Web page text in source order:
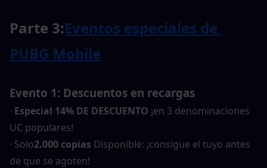
Parte 3:Eventos especiales de
PUBG Mobile
Evento 1: Descuentos en recargas
· Especial 14% DE DESCUENTO ¡en 3 denominaciones
UC populares!
· Solo2.000 copias Disponible: ¡consigue el tuyo antes
de que se agoten!